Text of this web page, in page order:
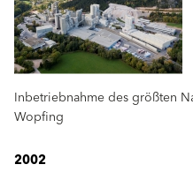
Inbetriebnahme des größten
Wopfing
2002